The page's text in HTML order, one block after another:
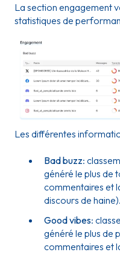
La section engagement
statistiques de
Les différentes
Bad buzz:
généré le plus de
commentaires et
discours de haine).
Good vibes:
généré le plus de
commentaires et